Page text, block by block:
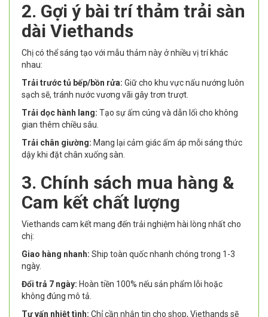
2. Gợi ý bài trí thảm trải sàn
dài Viethands
Chị có thể sáng tạo với mẫu thảm này ở nhiều vị trí khác
nhau:
Trải trước tủ bếp/bồn rửa: Giữ cho khu vực nấu nướng luôn
sạch sẽ, tránh nước vương vãi gây trơn trượt.
Trải dọc hành lang: Tạo sự ấm cúng và dẫn lối cho không
gian thêm chiều sâu.
Trải chân giường: Mang lại cảm giác ấm áp mỗi sáng thức
dậy khi đặt chân xuống sàn.
3. Chính sách mua hàng &
Cam kết chất lượng
Viethands cam kết mang đến trải nghiệm hài lòng nhất cho
chị:
Giao hàng nhanh: Ship toàn quốc nhanh chóng trong 1-3
ngày.
Đổi trả 7 ngày: Hoàn tiền 100% nếu sản phẩm lỗi hoặc
không đúng mô tả.
Tư vấn nhiệt tình: Chỉ cần nhắn tin cho shop, Viethands sẽ